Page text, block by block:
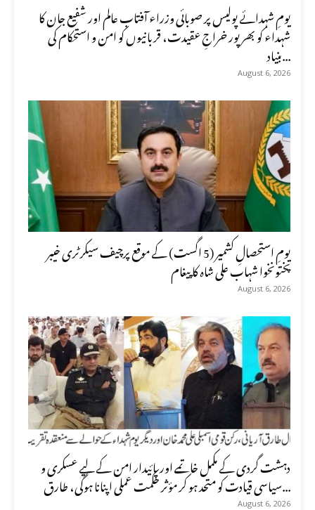
یومِ شہدائے پولیس پر صوبائی وزراء آفتاب عالم اور شفیع جان کا
شہداء کو بھرپور خراجِ عقیدت، قربانیوں کو امن و استحکام کی
بنیاد...
August 6, 2026
یومِ استحصالِ کشمیر (5 اگست) کے موقع پرچیف سیکرٹری خیبر
پختونخوا شہاب علی شاہ کا پیغام
August 6, 2026
دہشت گردی کے مکمل خاتمے اور پائیدار امن کے لیے عسکری و
سیاسی قیادت کو متحد ہو کر مؤثر حکمت عملی اپنانا ہوگی، طارق...
August 6, 2026